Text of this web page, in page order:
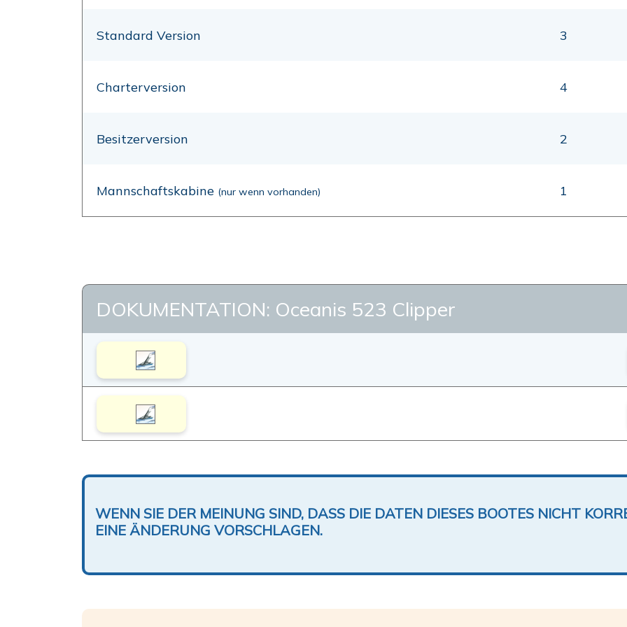
Standard Version 3
Charterversion 4
Besitzerversion 2
Mannschaftskabine (nur wenn vorhanden) 1
DOKUMENTATION: Oceanis 523 Clipper
WENN SIE DER MEINUNG SIND, DASS DIE DATEN DIESES BOOTES NICHT
EINE ÄNDERUNG VORSCHLAGEN.